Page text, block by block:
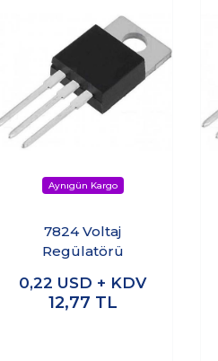
7824 Voltaj
Regülatörü
0,22 USD + KDV
12,77 TL